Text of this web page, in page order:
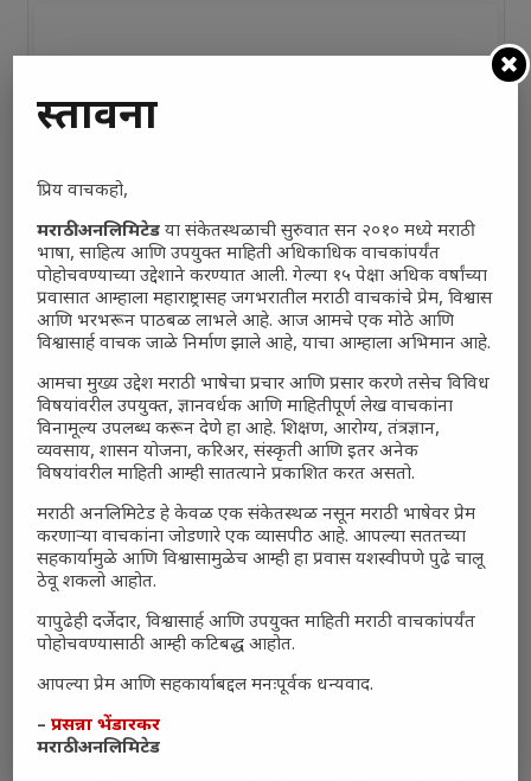
प्रस्तावना
प्रिय वाचकहो,
मराठी अनलिमिटेड या संकेतस्थळाची सुरुवात सन २०१० मध्ये मराठी
भाषा, साहित्य आणि उपयुक्त माहिती अधिकाधिक वाचकांपर्यंत
पोहोचवण्याच्या उद्देशाने करण्यात आली. गेल्या १५ पेक्षा अधिक वर्षांच्या
प्रवासात आम्हाला महाराष्ट्रासह जगभरातील मराठी वाचकांचे प्रेम, विश्वास
आणि भरभरून पाठबळ लाभले आहे. आज आमचे एक मोठे आणि
विश्वासार्ह वाचक जाळे निर्माण झाले आहे, याचा आम्हाला अभिमान आहे.
आमचा मुख्य उद्देश मराठी भाषेचा प्रचार आणि प्रसार करणे तसेच विविध
विषयांवरील उपयुक्त, ज्ञानवर्धक आणि माहितीपूर्ण लेख वाचकांना
विनामूल्य उपलब्ध करून देणे हा आहे. शिक्षण, आरोग्य, तंत्रज्ञान,
व्यवसाय, शासन योजना, करिअर, संस्कृती आणि इतर अनेक
विषयांवरील माहिती आम्ही सातत्याने प्रकाशित करत असतो.
मराठी अनलिमिटेड हे केवळ एक संकेतस्थळ नसून मराठी भाषेवर प्रेम
करणाऱ्या वाचकांना जोडणारे एक व्यासपीठ आहे. आपल्या सततच्या
सहकार्यामुळे आणि विश्वासामुळेच आम्ही हा प्रवास यशस्वीपणे पुढे चालू
ठेवू शकलो आहोत.
यापुढेही दर्जेदार, विश्वासार्ह आणि उपयुक्त माहिती मराठी वाचकांपर्यंत
पोहोचवण्यासाठी आम्ही कटिबद्ध आहोत.
आपल्या प्रेम आणि सहकार्याबद्दल मनःपूर्वक धन्यवाद.
–प्रसन्ना भेंडारकर
मराठी अनलिमिटेड